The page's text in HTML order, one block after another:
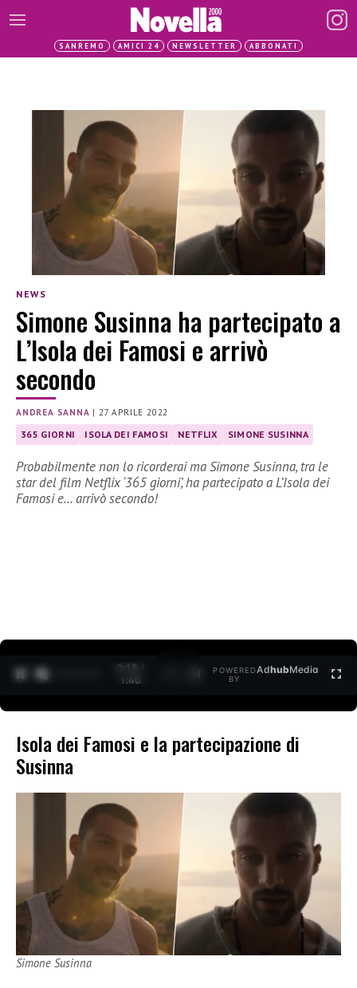
SANREMO AMICI 24 NEWSLETTER ABBONATI
NEWS
Simone Susinna ha partecipato a
L’Isola dei Famosi e arrivò
secondo
ANDREA SANNA |27 APRILE 2022
365 GIORNI ISOLA DEI FAMOSI NETFLIX SIMONE SUSINNA
Probabilmente non lo ricorderai ma Simone Susinna, tra le
star del film Netflix ‘365 giorni’, ha partecipato a L’Isola dei
Famosi e… arrivò secondo!
0:19 /
1:40
POWERED
BY
AdhubMedia
Isola dei Famosi e la partecipazione di
Susinna
Simone Susinna